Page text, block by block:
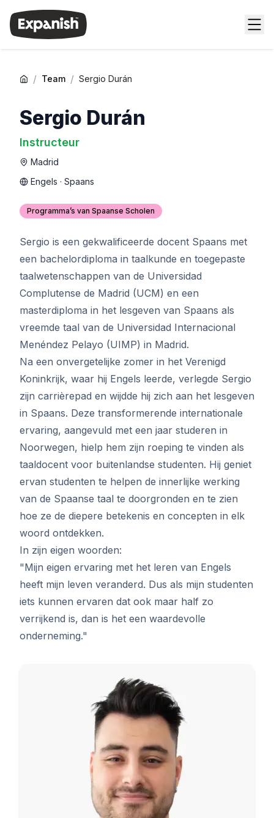
/ Team / Sergio Durán
Sergio Durán
Instructeur
Madrid
Engels · Spaans
Programma’s van Spaanse Scholen
Sergio is een gekwalificeerde docent Spaans met
een bachelordiploma in taalkunde en toegepaste
taalwetenschappen van de Universidad
Complutense de Madrid (UCM) en een
masterdiploma in het lesgeven van Spaans als
vreemde taal van de Universidad Internacional
Menéndez Pelayo (UIMP) in Madrid.
Na een onvergetelijke zomer in het Verenigd
Koninkrijk, waar hij Engels leerde, verlegde Sergio
zijn carrièrepad en wijdde hij zich aan het lesgeven
in Spaans. Deze transformerende internationale
ervaring, aangevuld met een jaar studeren in
Noorwegen, hielp hem zijn roeping te vinden als
taaldocent voor buitenlandse studenten. Hij geniet
ervan studenten te helpen de innerlijke werking
van de Spaanse taal te doorgronden en te zien
hoe ze de diepere betekenis en concepten in elk
woord ontdekken.
In zijn eigen woorden:
"Mijn eigen ervaring met het leren van Engels
heeft mijn leven veranderd. Dus als mijn studenten
iets kunnen ervaren dat ook maar half zo
verrijkend is, dan is het een waardevolle
onderneming."